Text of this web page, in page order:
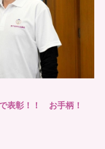
表彰！！ お手柄！
について
りませんか？